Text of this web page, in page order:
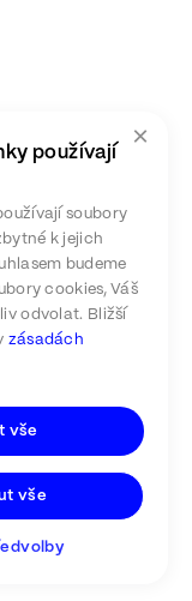
×
používají
soubory
k jejich
budeme
cookies, Váš
odvolat. Bližší
zásadách
vše
vše